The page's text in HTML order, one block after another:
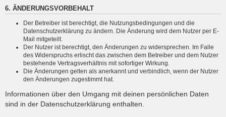
6. ÄNDERUNGSVORBEHALT
Der Betreiber ist berechtigt, die Nutzungsbedingungen und die
Datenschutzerklärung zu ändern. Die Änderung wird dem Nutzer per E-
Mail mitgeteilt.
Der Nutzer ist berechtigt, den Änderungen zu widersprechen. Im Falle
des Widerspruchs erlischt das zwischen dem Betreiber und dem Nutzer
bestehende Vertragsverhältnis mit sofortiger Wirkung.
Die Änderungen gelten als anerkannt und verbindlich, wenn der Nutzer
den Änderungen zugestimmt hat.
Informationen über den Umgang mit deinen persönlichen Daten
sind in der Datenschutzerklärung enthalten.